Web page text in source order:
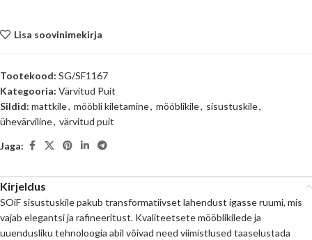
Lisa soovinimekirja
Tootekood: SG/SF1167
Kategooria: Värvitud Puit
Sildid: mattkile, mööbli kiletamine, mööblikile, sisustuskile,
ühevärviline, värvitud puit
Jaga:
Kirjeldus
SOiF sisustuskile pakub transformatiivset lahendust igasse ruumi, mis
vajab elegantsi ja rafineeritust. Kvaliteetsete mööblikilede ja
uuendusliku tehnoloogia abil võivad need viimistlused taaselustada